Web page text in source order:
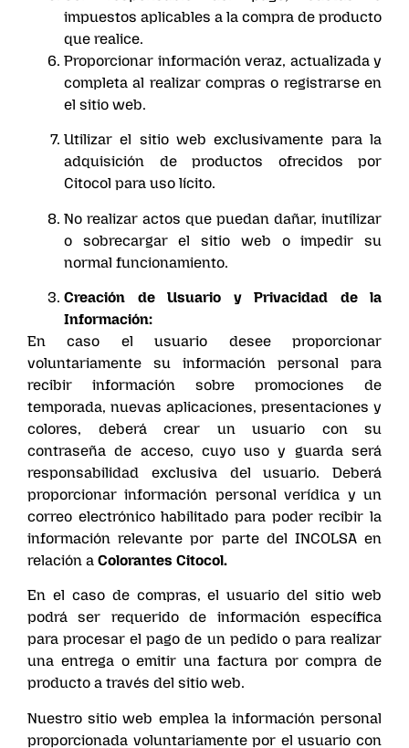
impuestos aplicables a la compra de producto
que realice.
Proporcionar información veraz, actualizada y
completa al realizar compras o registrarse en
el sitio web.
Utilizar el sitio web exclusivamente para la
adquisición de productos ofrecidos por
Citocol para uso lícito.
No realizar actos que puedan dañar, inutilizar
o sobrecargar el sitio web o impedir su
normal funcionamiento.
Creación de Usuario y Privacidad de la
Información:
En caso el usuario desee proporcionar
voluntariamente su información personal para
recibir información sobre promociones de
temporada, nuevas aplicaciones, presentaciones y
colores, deberá crear un usuario con su
contraseña de acceso, cuyo uso y guarda será
responsabilidad exclusiva del usuario. Deberá
proporcionar información personal verídica y un
correo electrónico habilitado para poder recibir la
información relevante por parte del INCOLSA en
relación a Colorantes Citocol.
En el caso de compras, el usuario del sitio web
podrá ser requerido de información específica
para procesar el pago de un pedido o para realizar
una entrega o emitir una factura por compra de
producto a través del sitio web.
Nuestro sitio web emplea la información personal
proporcionada voluntariamente por el usuario con